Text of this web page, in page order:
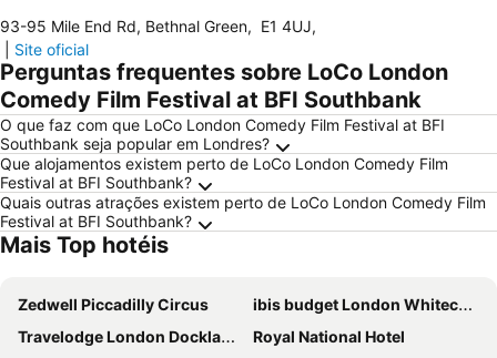
93-95 Mile End Rd, Bethnal Green, E1 4UJ,
Site oficial
Perguntas frequentes sobre LoCo London
Comedy Film Festival at BFI Southbank
O que faz com que LoCo London Comedy Film Festival at BFI
Southbank seja popular em Londres?
Que alojamentos existem perto de LoCo London Comedy Film
Festival at BFI Southbank?
Quais outras atrações existem perto de LoCo London Comedy Film
Festival at BFI Southbank?
Mais Top hotéis
Zedwell Piccadilly Circus
ibis budget London Whitechapel - Brick Lane
Travelodge London Docklands Central
Royal National Hotel